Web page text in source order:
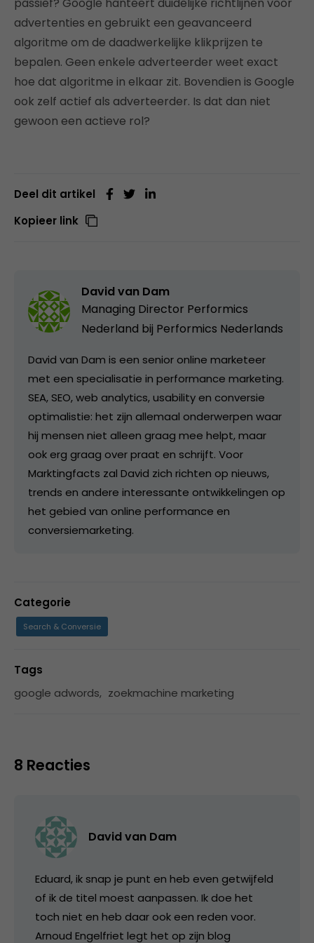
advertenties en gebruikt een geavanceerd
algoritme om de daadwerkelijke klikprijzen te
bepalen. Geen enkele adverteerder weet exact
hoe dat algoritme in elkaar zit. Bovendien is Google
ook zelf actief als adverteerder. Is dat dan niet
gewoon een actieve rol?
Deel dit artikel
Kopieer link
David van Dam
Managing Director Performics
Nederland bij Performics Nederlands
David van Dam is een senior online marketeer
met een specialisatie in performance marketing.
SEA, SEO, web analytics, usability en conversie
optimalistie: het zijn allemaal onderwerpen waar
hij mensen niet alleen graag mee helpt, maar
ook erg graag over praat en schrijft. Voor
Marktingfacts zal David zich richten op nieuws,
trends en andere interessante ontwikkelingen op
het gebied van online performance en
conversiemarketing.
Categorie
Search & Conversie
Tags
google adwords, zoekmachine marketing
8 Reacties
David van Dam
Eduard, ik snap je punt en heb even getwijfeld
of ik de titel moest aanpassen. Ik doe het
toch niet en heb daar ook een reden voor.
Arnoud Engelfriet legt het op zijn blog